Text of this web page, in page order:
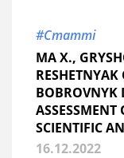
#Статті
MA X.,
BOBROVNYK
ASSESSMENT
SCIENTIFIC
ON THE
16.12.2022